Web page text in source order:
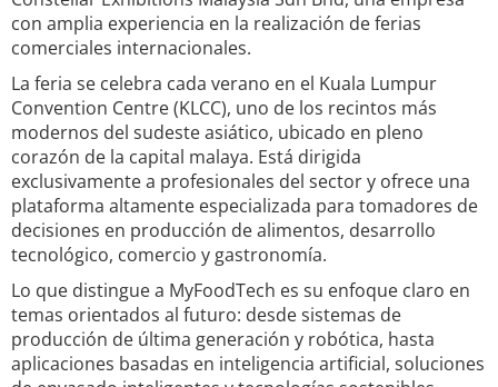
con amplia experiencia en la realización de ferias
comerciales internacionales.
La feria se celebra cada verano en el Kuala Lumpur
Convention Centre (KLCC), uno de los recintos más
modernos del sudeste asiático, ubicado en pleno
corazón de la capital malaya. Está dirigida
exclusivamente a profesionales del sector y ofrece una
plataforma altamente especializada para tomadores de
decisiones en producción de alimentos, desarrollo
tecnológico, comercio y gastronomía.
Lo que distingue a MyFoodTech es su enfoque claro en
temas orientados al futuro: desde sistemas de
producción de última generación y robótica, hasta
aplicaciones basadas en inteligencia artificial, soluciones